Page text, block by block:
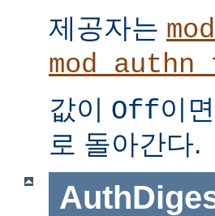
제공자는
값이 Off이
로 돌아간다.